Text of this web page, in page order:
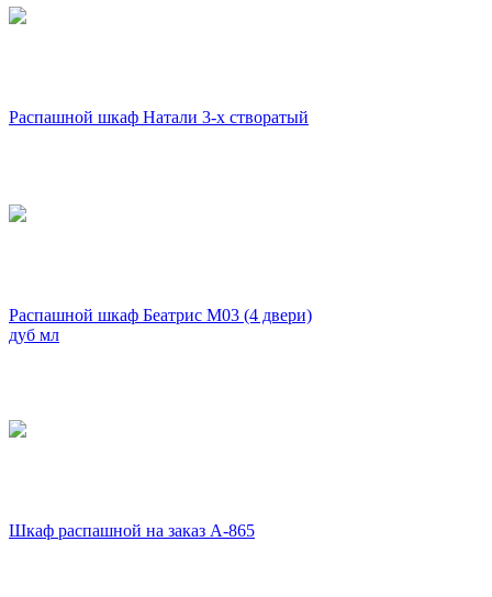
Распашной шкаф Натали 3-х створатый
Распашной шкаф Беатрис М03 (4 двери)
дуб мл
Шкаф распашной на заказ А-865